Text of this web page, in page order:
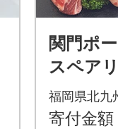
関門ポ
スペア
T13-S11
福岡県北九
寄付金額